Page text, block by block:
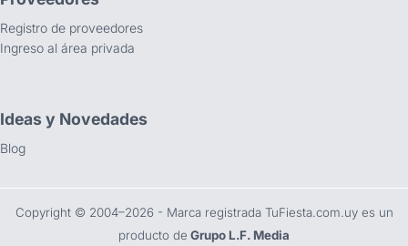
Registro de proveedores
Ingreso al área privada
Ideas y Novedades
Blog
Copyright ©️ 2004–2026 - Marca registrada TuFiesta.com.uy es un
producto de Grupo L.F. Media